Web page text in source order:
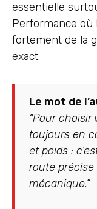
essentielle
Performance où
fortement de la
exact.
Le mot de
“Pour choisir
toujours en
et poids :
route précise
mécanique.”